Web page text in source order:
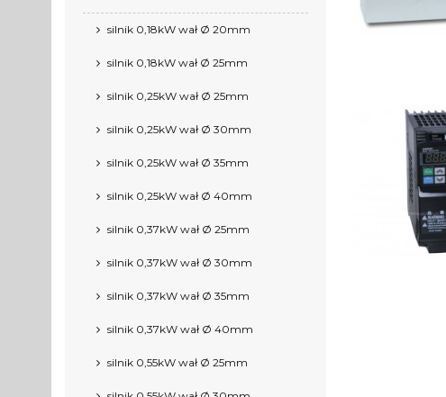
silnik 0,18kW wał Ø 20mm
silnik 0,18kW wał Ø 25mm
silnik 0,25kW wał Ø 25mm
silnik 0,25kW wał Ø 30mm
silnik 0,25kW wał Ø 35mm
silnik 0,25kW wał Ø 40mm
silnik 0,37kW wał Ø 25mm
silnik 0,37kW wał Ø 30mm
silnik 0,37kW wał Ø 35mm
silnik 0,37kW wał Ø 40mm
silnik 0,55kW wał Ø 25mm